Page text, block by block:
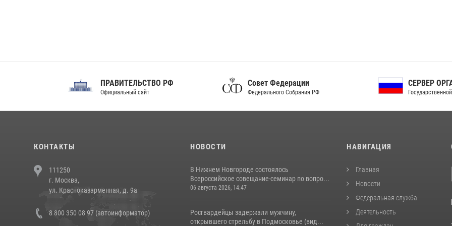
ПРАВИТЕЛЬСТВО РФ
Официальный сайт
Совет Федерации
Федерального Собрания РФ
СЕРВЕР ОРГАНОВ
Государственной власти РФ
КОНТАКТЫ
111250
г. Москва,
ул. Красноказарменная, д. 9а
8 800 350 08 97 (автоинформатор)
НОВОСТИ
В Нижнем Новгороде состоялось
Всероссийское совещание-семинар по вопро...
06 августа 2026, 14:47
Росгвардейцы задержали мужчину,
открывшего стрельбу в Подмосковье (вид...
НАВИГАЦИЯ
Главная
Новости
Федеральная служба
Деятельность